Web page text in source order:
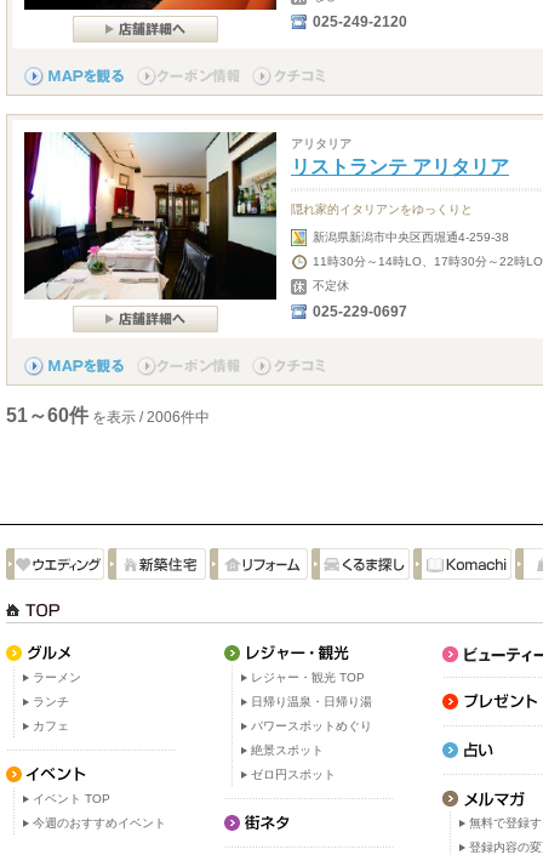
025-249-2120
アリタリア
リストランテ アリタリア
隠れ家的イタリアンをゆっくりと
新潟県新潟市中央区西堀通4-259-38
11時30分～14時LO、17時30分～22時LO
不定休
025-229-0697
51～60件 を表示 / 2006件中
ラーメン
ランチ
カフェ
イベント TOP
今週のおすすめイベント
レジャー・観光 TOP
日帰り温泉・日帰り湯
パワースポットめぐり
絶景スポット
ゼロ円スポット
無料で登録
登録内容の